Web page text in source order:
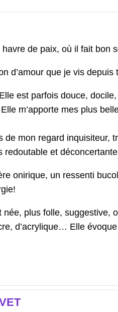
de paix, où il fait bon
d’amour que je vis depuis
est parfois douce,
m’apporte mes plus
de mon regard inquisiteur,
redoutable et
onirique, un ressenti
plus folle, suggestive,
d’acrylique… Elle évoque